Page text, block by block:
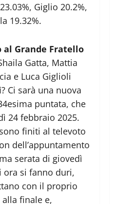
Giglio 20.2%,
19.32%.
Grande Fratello
Gatta, Mattia
e Luca Giglioli
? Ci sarà una nuova
puntata, che
24 febbraio 2025.
finiti al televoto
dell’appuntamento
serata di giovedì
ora si fanno duri,
con il proprio
finale e,